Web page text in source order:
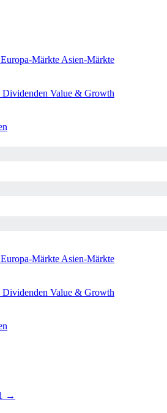
Europa-Märkte Asien-Märkte
Dividenden Value & Growth
Europa-Märkte Asien-Märkte
Dividenden Value & Growth
→